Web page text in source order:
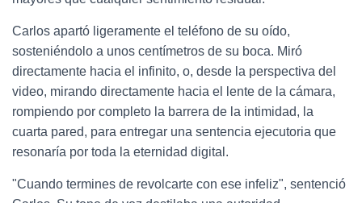
Carlos apartó ligeramente el teléfono de su oído,
sosteniéndolo a unos centímetros de su boca. Miró
directamente hacia el infinito, o, desde la perspectiva del
video, mirando directamente hacia el lente de la cámara,
rompiendo por completo la barrera de la intimidad, la
cuarta pared, para entregar una sentencia ejecutoria que
resonaría por toda la eternidad digital.
"Cuando termines de revolcarte con ese infeliz", sentenció